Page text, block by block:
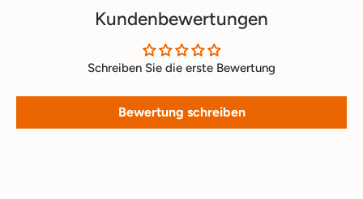
Kundenbewertungen
Schreiben Sie die erste Bewertung
Bewertung schreiben